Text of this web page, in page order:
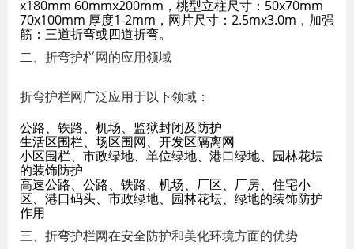
x180mm 60mmx200mm，桃型立柱尺寸：50x70mm
70x100mm 厚度1-2mm，网片尺寸：2.5mx3.0m，加强
筋：三道折弯或四道折弯。
二、折弯护栏网的应用领域
折弯护栏网广泛应用于以下领域：
公路、铁路、机场、监狱封闭及防护
生活区围栏、场区围网、开发区隔离网
小区围栏、市政绿地、单位绿地、港口绿地、园林花坛
的装饰防护
高速公路、公路、铁路、机场、厂区、厂房、住宅小
区、港口码头、市政绿地、园林花坛、绿地的装饰防护
作用
三、折弯护栏网在安全防护和美化环境方面的优势